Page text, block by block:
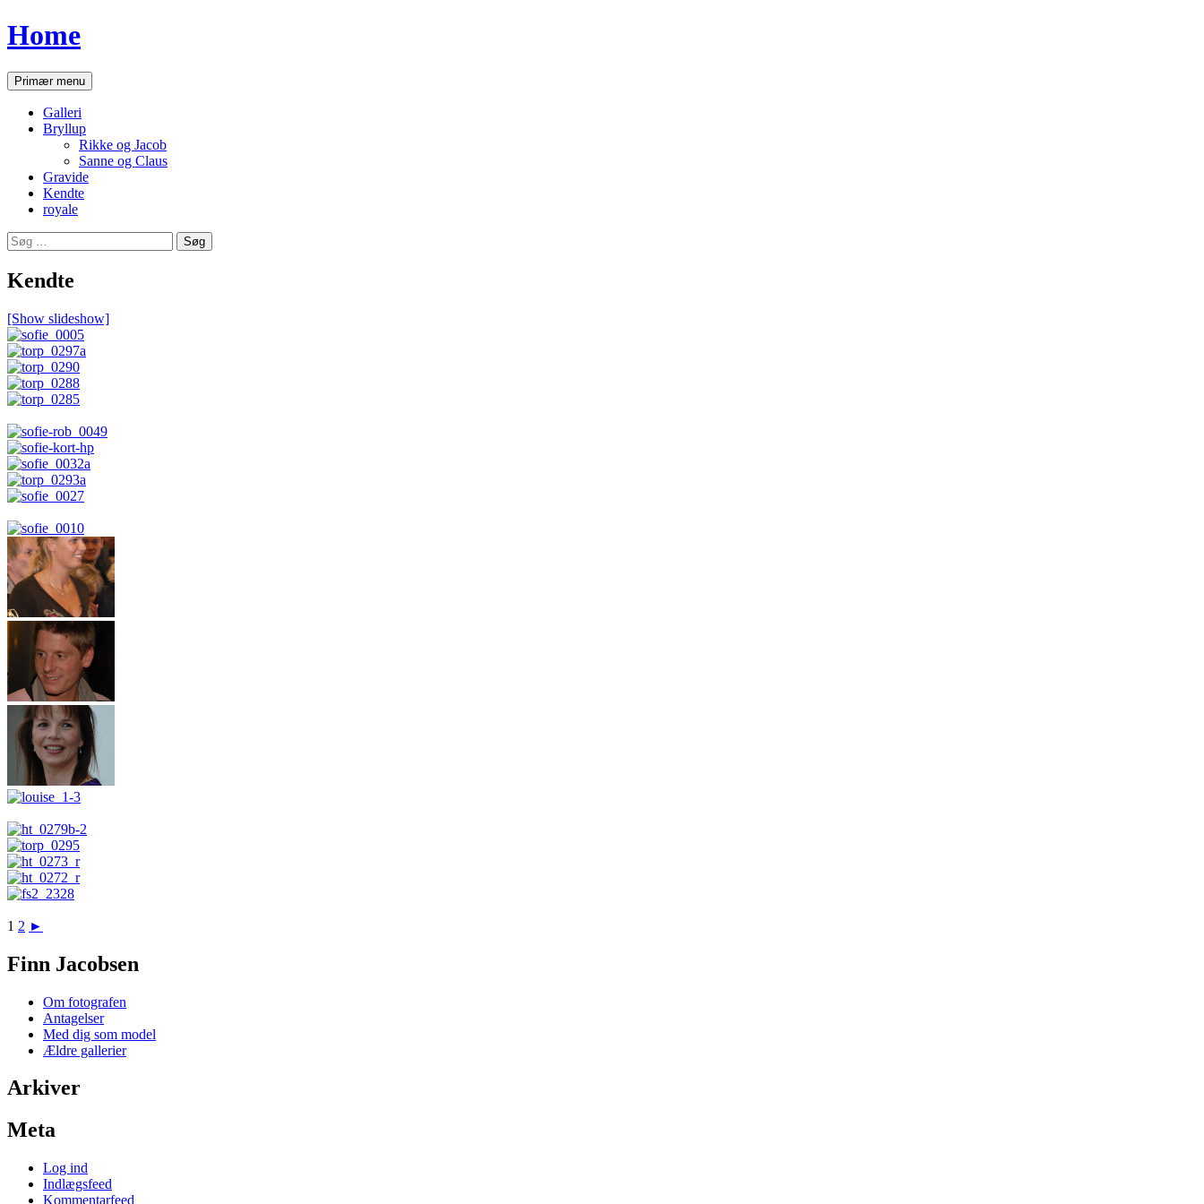
Home
SøgPrimær menu Hop
til
Galleri
Bryllup
Rikke og Jacob
Sanne og Claus
Gravide
Kendte
royale
Søg
efter:
Kendte
[Show slideshow]
1 2 ►
Finn Jacobsen
Om fotografen
Antagelser
Med dig som model
Ældre gallerier
Arkiver
Meta
Log ind
Indlægsfeed
Kommentarfeed